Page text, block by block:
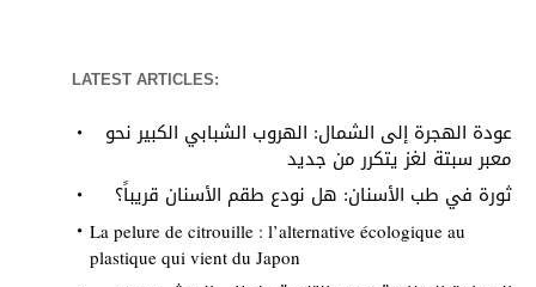
LATEST ARTICLES:
عودة الهجرة إلى الشمال: الهروب الشبابي الكبير نحو
معبر سبتة لغز يتكرر من جديد
ثورة في طب الأسنان: هل نودع طقم الأسنان قريباً؟
La pelure de citrouille : l’alternative écologique au
plastique qui vient du Japon